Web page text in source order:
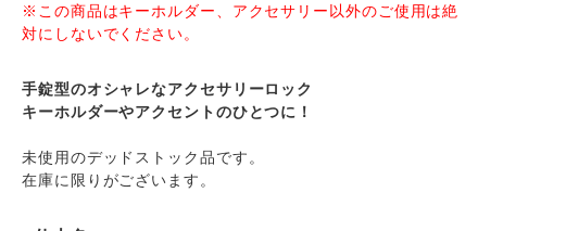
※この商品はキーホルダー、アクセサリー以外のご使用は絶
対にしないでください。
手錠型のオシャレなアクセサリーロック
キーホルダーやアクセントのひとつに！
未使用のデッドストック品です。
在庫に限りがございます。